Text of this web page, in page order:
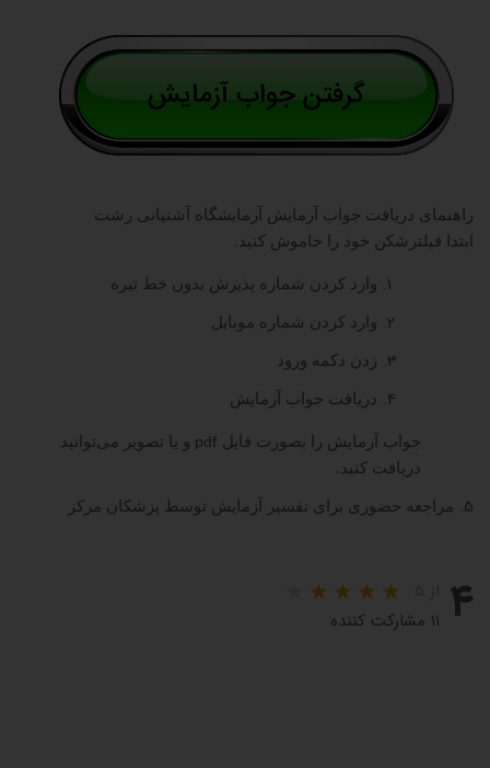
راهنمای دریافت جواب آزمایش آزمایشگاه آشتیانی رشت
ابتدا فیلترشکن خود را خاموش کنید.
وارد کردن شماره پذیرش بدون خط تیره
وارد کردن شماره موبایل
زدن دکمه ورود
دریافت جواب آزمایش
جواب آزمایش را بصورت فایل pdf و یا تصویر می‌توانید
دریافت کنید.
5. مراجعه حضوری برای تفسیر آزمایش توسط پزشکان مرکز
۴ ۱۱ مشارکت کننده